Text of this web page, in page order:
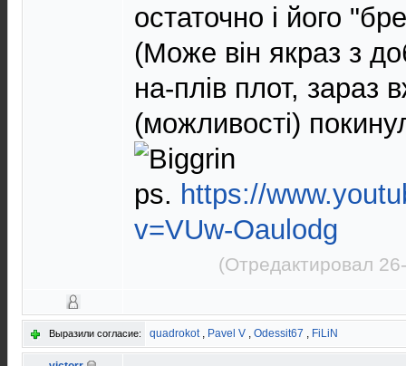
остаточно і його
(Може він якраз з
на-плів плот, зараз
(можливості)
ps. https://
v=VUw-Oaulodg
(Отредактировал
Выразили согласие: quadrokot, Pavel V , Odessit67 , FiLiN